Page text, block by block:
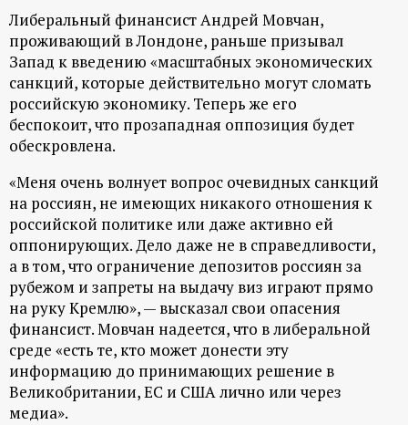
н
ы
й
п
о
р
т
а
л
Либеральный финансист Андрей Мовчан,
проживающий в Лондоне, раньше призывал
Запад к введению «масштабных экономических
санкций, которые действительно могут сломать
российскую экономику. Теперь же его
беспокоит, что прозападная оппозиция будет
обескровлена.
«Меня очень волнует вопрос очевидных санкций
на россиян, не имеющих никакого отношения к
российской политике или даже активно ей
оппонирующих. Дело даже не в справедливости,
а в том, что ограничение депозитов россиян за
рубежом и запреты на выдачу виз играют прямо
на руку Кремлю», — высказал свои опасения
финансист. Мовчан надеется, что в либеральной
среде «есть те, кто может донести эту
информацию до принимающих решение в
Великобритании, ЕС и США лично или через
медиа».